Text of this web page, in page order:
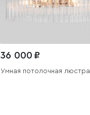
36 000 ₽
Умная потолочная люстра